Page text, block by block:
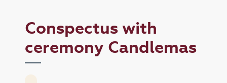
Conspectus with
ceremony Candlemas